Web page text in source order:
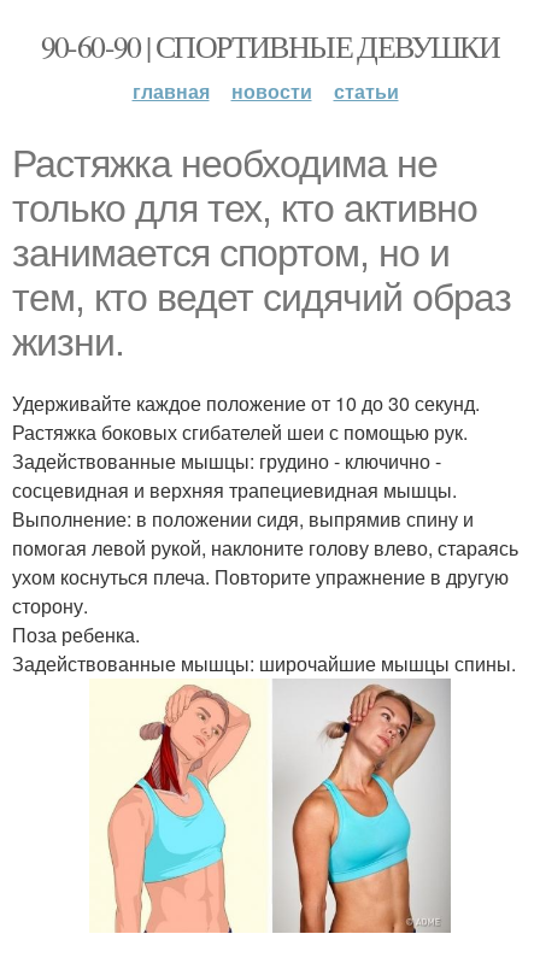
90-60-90 | СПОРТИВНЫЕ ДЕВУШКИ
главная новости статьи
Растяжка необходима не
только для тех, кто активно
занимается спортом, но и
тем, кто ведет сидячий образ
жизни.
Удерживайте каждое положение от 10 до 30 секунд.
Растяжка боковых сгибателей шеи с помощью рук.
Задействованные мышцы: грудино - ключично -
сосцевидная и верхняя трапециевидная мышцы.
Выполнение: в положении сидя, выпрямив спину и
помогая левой рукой, наклоните голову влево, стараясь
ухом коснуться плеча. Повторите упражнение в другую
сторону.
Поза ребенка.
Задействованные мышцы: широчайшие мышцы спины.